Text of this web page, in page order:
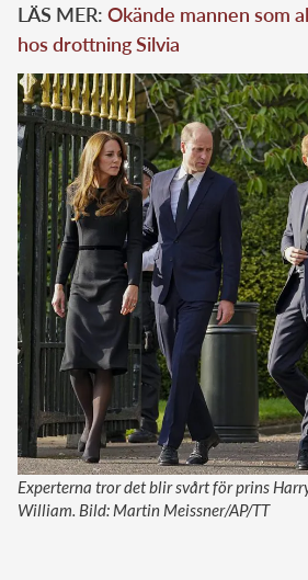
LÄS MER: Okände mannen som
hos drottning Silvia
Experterna tror det blir svårt för prins
William. Bild: Martin Meissner/AP/TT